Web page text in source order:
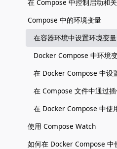
Compose 中的环境变量
在容器环境中设置环境变量
使用 Compose Watch